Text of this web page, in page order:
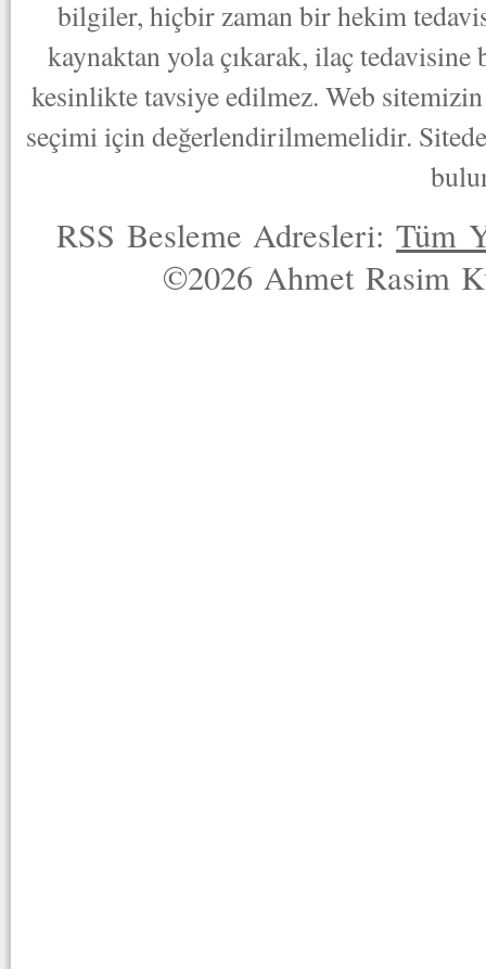
bilgiler, hiçbir zaman bir hekim
kaynaktan yola çıkarak, ilaç
kesinlikte tavsiye edilmez. Web
seçimi için değerlendirilmemelidir.
RSS Besleme Adresleri:Tüm
©2026 Ahmet Rasim